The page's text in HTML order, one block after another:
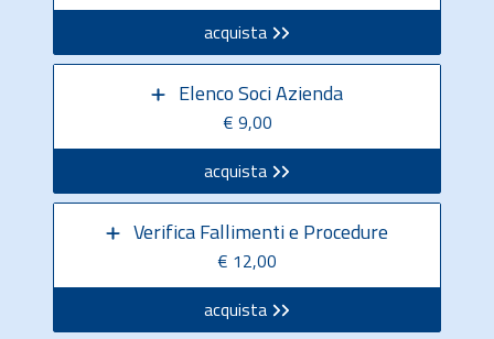
acquista
Elenco Soci Azienda
€ 9,00
acquista
Verifica Fallimenti e Procedure
€ 12,00
acquista